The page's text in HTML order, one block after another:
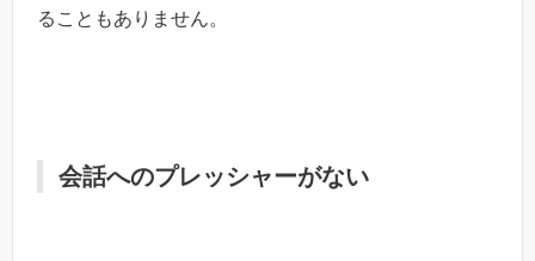
ることもありません。
会話へのプレッシャーがない